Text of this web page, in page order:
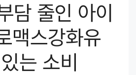
담 줄인 아이
맥스강화유
는 소비